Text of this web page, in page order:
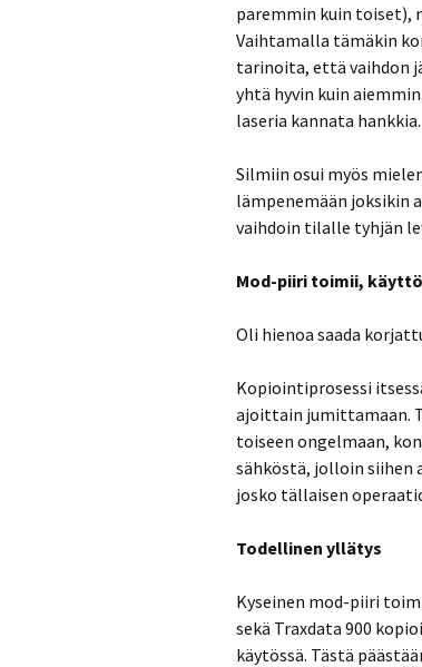
paremmin kuin toiset),
Vaihtamalla tämäkin
tarinoita, että vaihdon
yhtä hyvin kuin
laseria kannata hankkia.
Silmiin osui myös
lämpenemään joksikin
vaihdoin tilalle tyhjän
Mod-piiri toimii,
Oli hienoa saada
Kopiointiprosessi
ajoittain jumittamaan.
toiseen ongelmaan,
sähköstä, jolloin siihen
josko tällaisen
Todellinen yllätys
Kyseinen mod-piiri
sekä Traxdata 900
käytössä. Tästä